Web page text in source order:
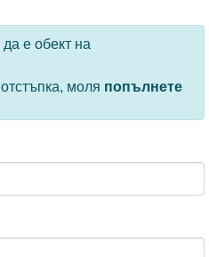
и количества се ползват
е обект на
моля попълнете